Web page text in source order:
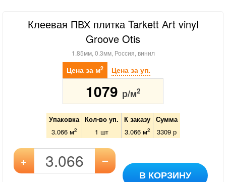
Клеевая ПВХ плитка Tarkett Аrt vinyl
Groove Otis
1.85мм, 0.3мм, Россия, винил
Цена за м2 Цена за уп.
1079 р/м2
Упаковка Кол-во уп. К заказу
Сумма
3.066 м2 1 шт 3.066м2 3309р
+ –
В КОРЗИНУ